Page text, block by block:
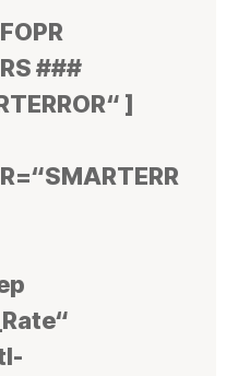
###
]